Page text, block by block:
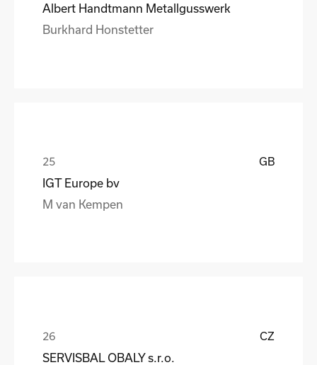
Albert Handtmann Metallgusswerk
Burkhard Honstetter
GB
IGT Europe bv
M van Kempen
CZ
SERVISBAL OBALY s.r.o.